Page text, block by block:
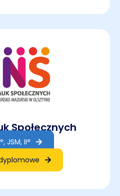
Społecznych
JSM, II°